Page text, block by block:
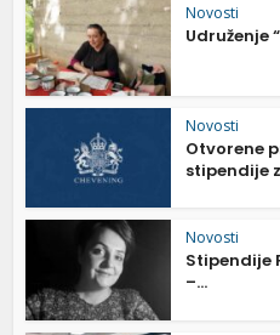
Novosti
Udruženje
Novosti
Otvorene
stipendije
Novosti
Stipendije
–...